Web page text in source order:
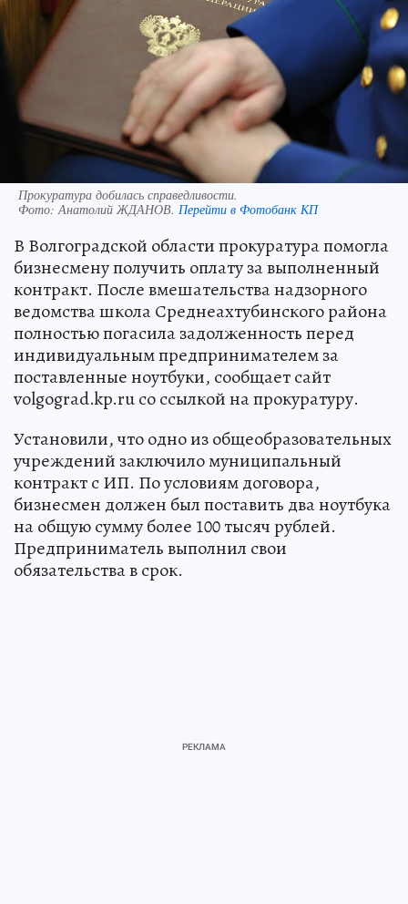
Прокуратура добилась справедливости.
Фото:Анатолий ЖДАНОВ. Перейти в Фотобанк КП
В Волгоградской области прокуратура помогла
бизнесмену получить оплату за выполненный
контракт. После вмешательства надзорного
ведомства школа Среднеахтубинского района
полностью погасила задолженность перед
индивидуальным предпринимателем за
поставленные ноутбуки, сообщает сайт
volgograd.kp.ru со ссылкой на прокуратуру.
Установили, что одно из общеобразовательных
учреждений заключило муниципальный
контракт с ИП. По условиям договора,
бизнесмен должен был поставить два ноутбука
на общую сумму более 100 тысяч рублей.
Предприниматель выполнил свои
обязательства в срок.